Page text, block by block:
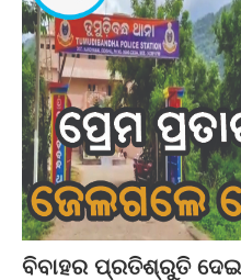
ବିବାହର ପ୍ରତିଶ୍ରୁତି